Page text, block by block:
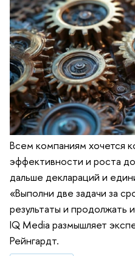
Всем компаниям хочется
эффективности и роста
дальше деклараций и
«Выполни две задачи за
результаты и продолжать
IQ Media размышляет
Рейнгардт.